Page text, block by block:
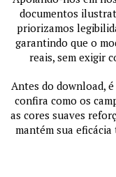
documentos
priorizamos
garantindo que o
reais, sem exigir
Antes do download,
confira como os
as cores suaves
mantém sua